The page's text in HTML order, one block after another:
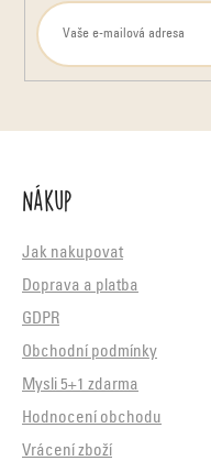
Nákup
Jak nakupovat
Doprava a platba
GDPR
Obchodní podmínky
Mysli 5+1 zdarma
Hodnocení obchodu
Vrácení zboží